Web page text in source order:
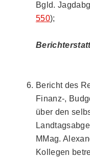
Bgld.
550);
Bericht des
Finanz-,
über den
MMag.
Kollegen